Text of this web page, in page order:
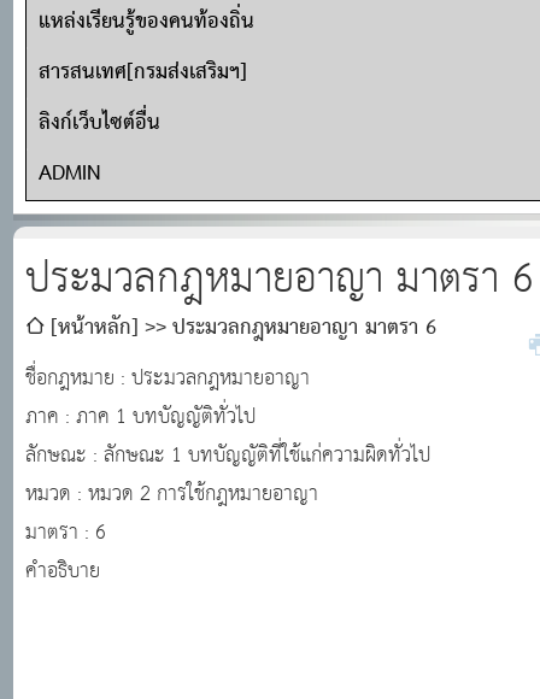
แหล่งเรียนรู้ของคนท้องถิ่น
สารสนเทศ[กรมส่งเสริมฯ]
ลิงก์เว็บไซต์อื่น
ADMIN
ประมวลกฎหมายอาญา มาตรา 6
[หน้าหลัก] ประมวลกฎหมายอาญา มาตรา 6
ชื่อกฎหมาย : ประมวลกฎหมายอาญา
ภาค : ภาค 1 บทบัญญัติทั่วไป
ลักษณะ : ลักษณะ 1 บทบัญญัติที่ใช้แก่ความผิดทั่วไป
หมวด : หมวด 2 การใช้กฎหมายอาญา
มาตรา : 6
คำอธิบาย